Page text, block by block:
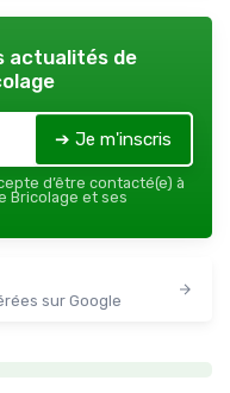
actualités de
➔ Je m'inscris
d’être contacté(e) à
Bricolage et ses
sur Google